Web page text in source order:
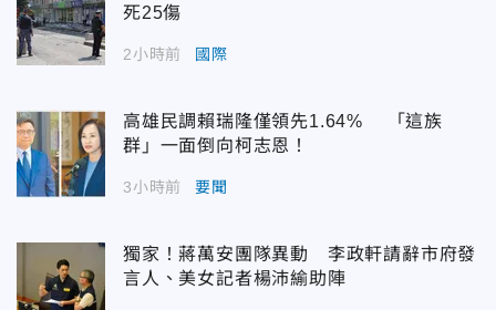
死25傷
2小時前 國際
高雄民調賴瑞隆僅領先1.64% 「這族
群」一面倒向柯志恩！
3小時前 要聞
獨家！蔣萬安團隊異動 李政軒請辭市府發
言人、美女記者楊沛緰助陣